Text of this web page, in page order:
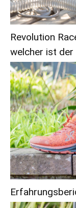
Revolution
welcher ist der